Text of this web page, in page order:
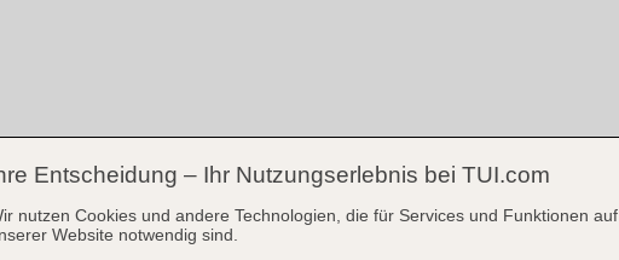
Entscheidung – Ihr Nutzungserlebnis bei TUI.com
nutzen Cookies und andere Technologien, die für Services und Funktionen auf
Website notwendig sind.